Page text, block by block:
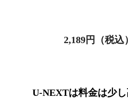
2,189円（税込
U-NEXTは料金は少し